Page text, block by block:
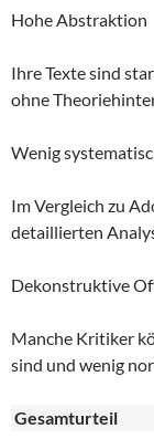
Hohe Abstraktion
Ihre Texte sind
ohne
Wenig
Im Vergleich zu
detaillierten
Dekonstruktive
Manche Kritiker
sind und wenig
Gesamturteil